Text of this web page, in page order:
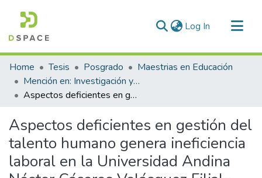
Log In (current)
Communities & Collections
All of DSpace
Statistics
Home Tesis Posgrado
Maestrias en Educación
Mención en: Investigación y Docencia en Educación Superior
Aspectos deficientes en gestión del talento humano genera ineficiencia laboral en la Universidad Andina Néstor Cáceres Velásquez Filial - Arequipa - 2018
Aspectos deficientes en gestión del
talento humano genera ineficiencia
laboral en la Universidad Andina